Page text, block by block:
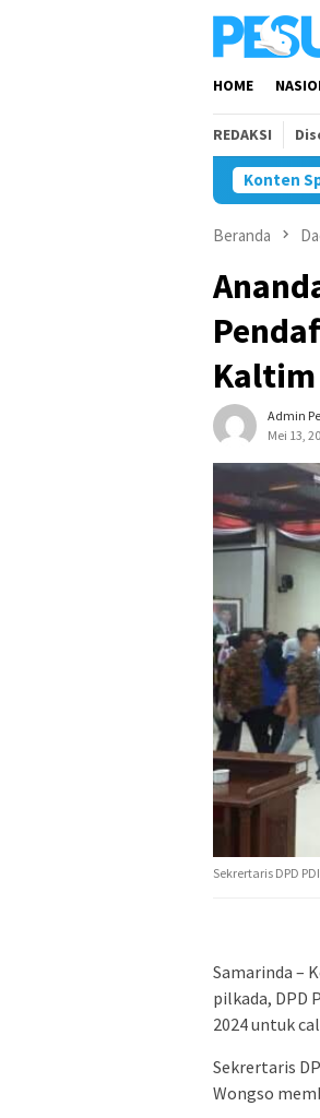
HOME
REDAKSI
Konten
Beranda
Kaltim
Admin
Mei 13,
Sekrertaris DPD
Samarinda –
pilkada, DPD
2024 untuk
Sekrertaris
Wongso